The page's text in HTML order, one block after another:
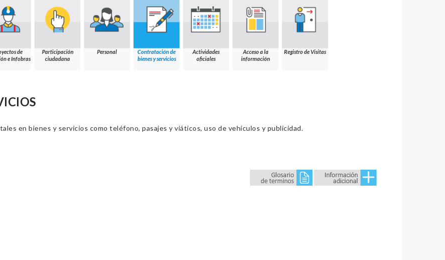
de
e Infobras
Participación
ciudadana
Personal
Contratación de
bienes y servicios
Actividades
oficiales
Acceso a la
información
Registro de Visitas
en bienes y servicios como teléfono, pasajes y viáticos, uso de vehículos y publicidad.